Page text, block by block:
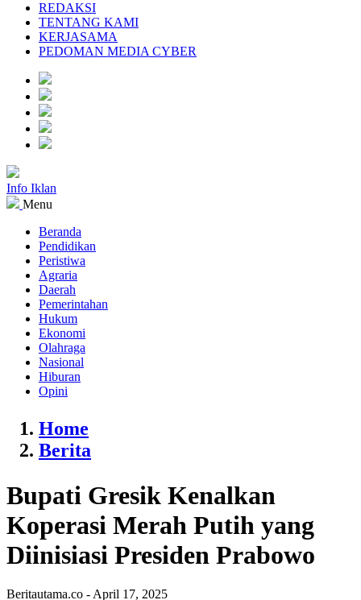
REDAKSI
TENTANG KAMI
KERJASAMA
PEDOMAN MEDIA CYBER
Info Iklan
Menu
Beranda
Pendidikan
Peristiwa
Agraria
Daerah
Pemerintahan
Hukum
Ekonomi
Olahraga
Nasional
Hiburan
Opini
Home
Berita
Bupati Gresik Kenalkan
Koperasi Merah Putih yang
Diinisiasi Presiden Prabowo
Beritautama.co - April 17, 2025